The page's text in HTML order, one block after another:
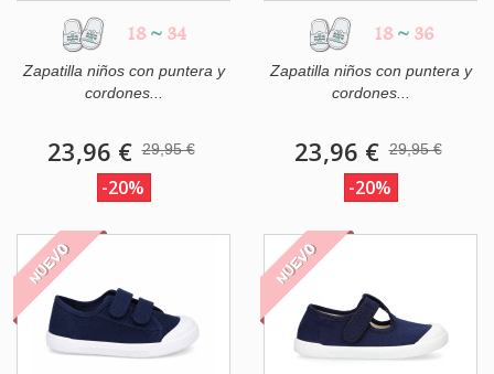
18 ~ 34
Zapatilla niños con puntera y
cordones...
23,96 € 29,95 €
-20%
18 ~ 36
Zapatilla niños con puntera y
cordones...
23,96 € 29,95 €
-20%
NUEVO NUEVO